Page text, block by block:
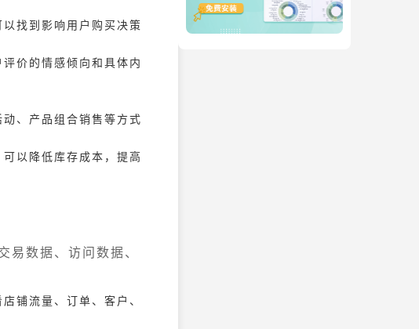
找到影响用户购买决策
价的情感倾向和具体内
、产品组合销售等方式
以降低库存成本，提高
数据、访问数据、
铺流量、订单、客户、